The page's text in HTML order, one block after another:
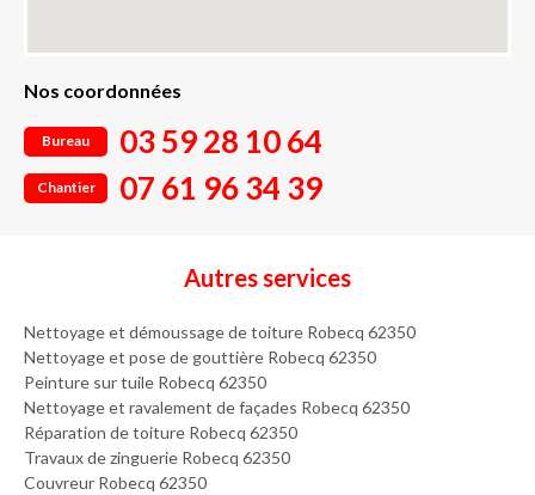
Nos coordonnées
Bureau 03 59 28 10 64
Chantier 07 61 96 34 39
Autres services
Nettoyage et démoussage de toiture Robecq 62350
Nettoyage et pose de gouttière Robecq 62350
Peinture sur tuile Robecq 62350
Nettoyage et ravalement de façades Robecq 62350
Réparation de toiture Robecq 62350
Travaux de zinguerie Robecq 62350
Couvreur Robecq 62350